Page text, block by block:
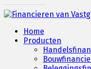
Home
Producten